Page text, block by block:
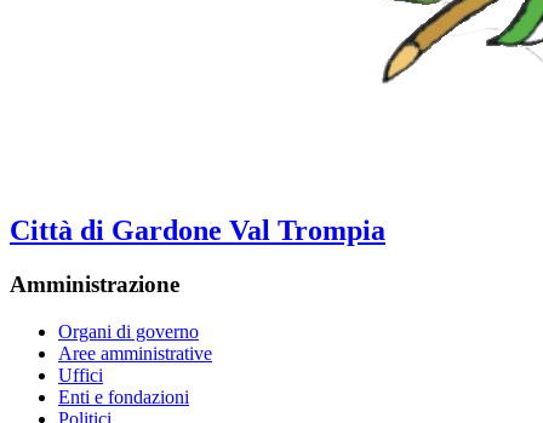
Città di Gardone Val Trompia
Amministrazione
Organi di governo
Aree amministrative
Uffici
Enti e fondazioni
Politici